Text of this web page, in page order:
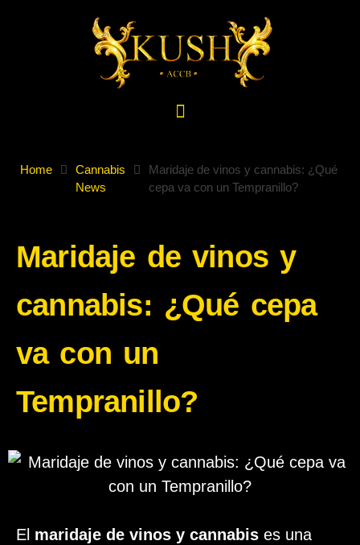
Home
Cannabis
News
Maridaje de vinos y cannabis: ¿Qué
cepa va con un Tempranillo?
Maridaje de vinos y
cannabis: ¿Qué cepa
va con un
Tempranillo?
El maridaje de vinos y cannabis es una